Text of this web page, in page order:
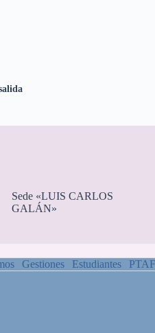
Sede «LUIS CARLOS
GALÁN»
Gestiones Estudiantes